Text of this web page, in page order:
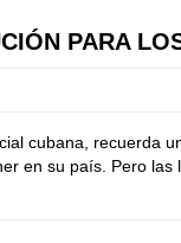
PARA
cubana, recuerda
en su país. Pero